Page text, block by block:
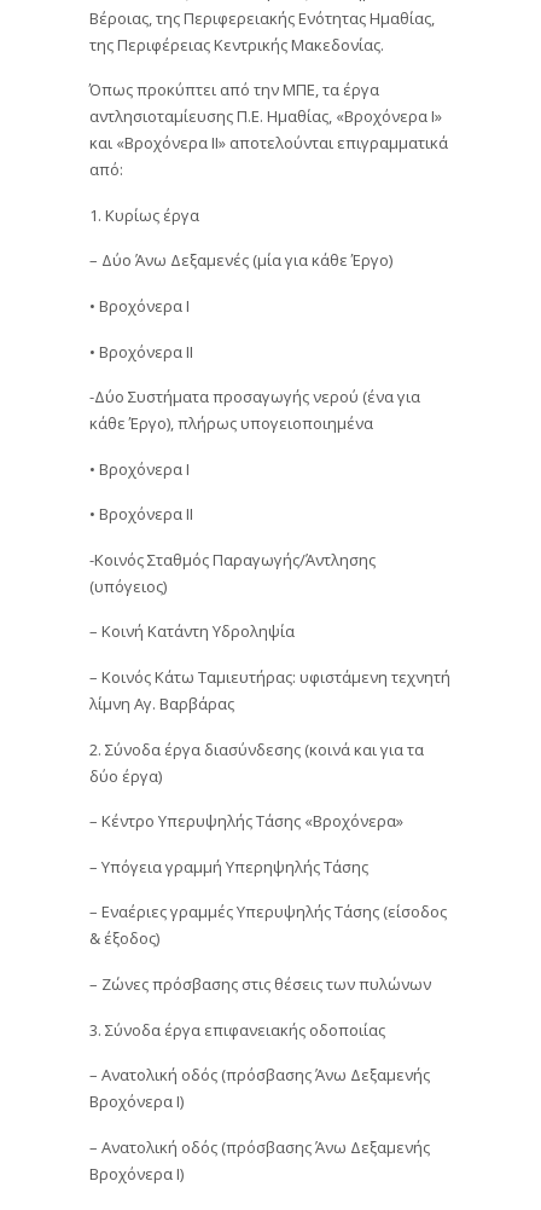
Βέροιας, της Περιφερειακής Ενότητας Ημαθίας,
της Περιφέρειας Κεντρικής Μακεδονίας.
Όπως προκύπτει από την ΜΠΕ, τα έργα
αντλησιοταμίευσης Π.Ε. Ημαθίας, «Βροχόνερα Ι»
και «Βροχόνερα ΙΙ» αποτελούνται επιγραμματικά
από:
1. Κυρίως έργα
– Δύο Άνω Δεξαμενές (μία για κάθε Έργο)
• Βροχόνερα Ι
• Βροχόνερα ΙΙ
-Δύο Συστήματα προσαγωγής νερού (ένα για
κάθε Έργο), πλήρως υπογειοποιημένα
• Βροχόνερα Ι
• Βροχόνερα ΙΙ
-Κοινός Σταθμός Παραγωγής/Άντλησης
(υπόγειος)
– Κοινή Κατάντη Υδροληψία
– Κοινός Κάτω Ταμιευτήρας: υφιστάμενη τεχνητή
λίμνη Αγ. Βαρβάρας
2. Σύνοδα έργα διασύνδεσης (κοινά και για τα
δύο έργα)
– Κέντρο Υπερυψηλής Τάσης «Βροχόνερα»
– Υπόγεια γραμμή Υπερηψηλής Τάσης
– Εναέριες γραμμές Υπερυψηλής Τάσης (είσοδος
& έξοδος)
– Ζώνες πρόσβασης στις θέσεις των πυλώνων
3. Σύνοδα έργα επιφανειακής οδοποιίας
– Ανατολική οδός (πρόσβασης Άνω Δεξαμενής
Βροχόνερα Ι)
– Ανατολική οδός (πρόσβασης Άνω Δεξαμενής
Βροχόνερα Ι)